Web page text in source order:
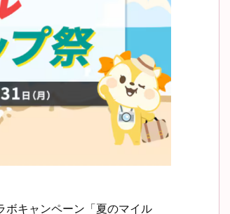
キャンペーン「夏のマイル